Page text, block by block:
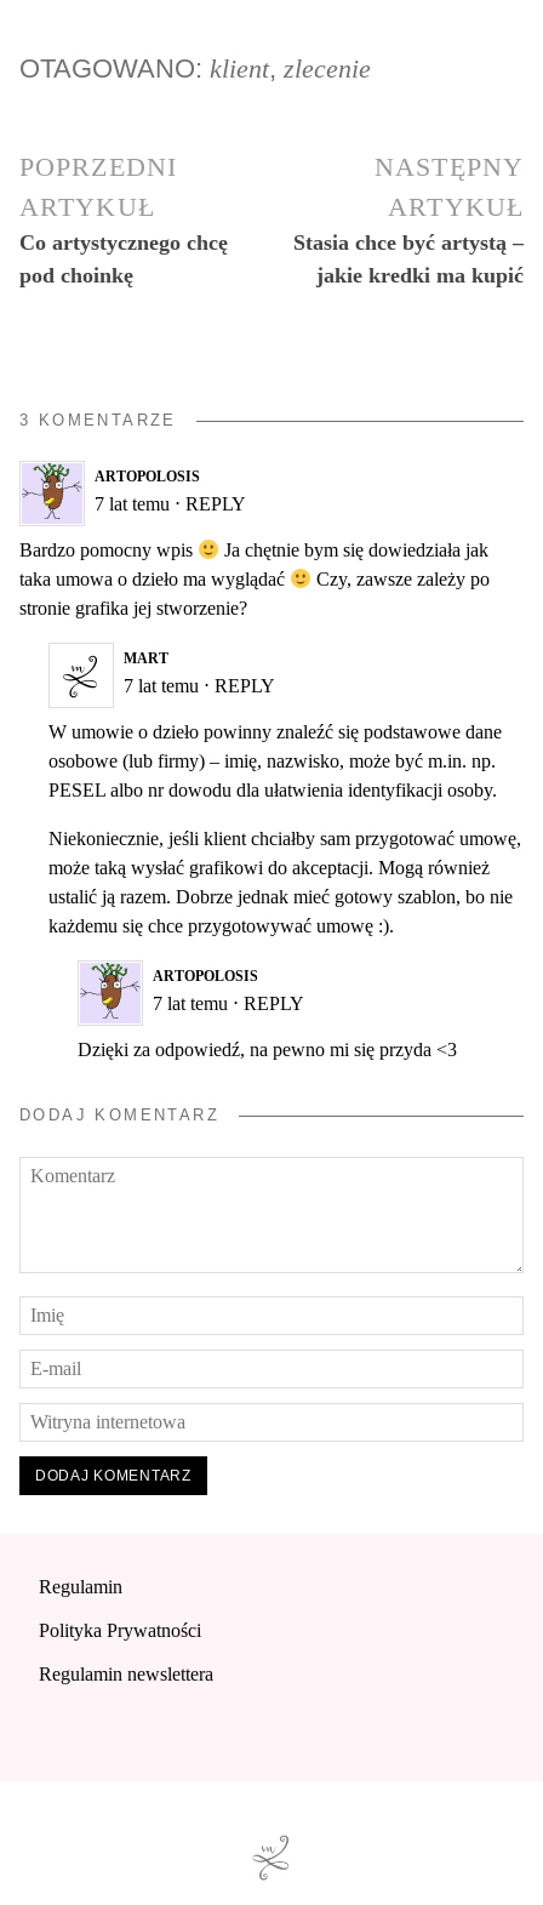
OTAGOWANO: klient, zlecenie
POPRZEDNI
ARTYKUŁ
Co artystycznego chcę
pod choinkę
NASTĘPNY
ARTYKUŁ
Stasia chce być artystą –
jakie kredki ma kupić
3 KOMENTARZE
ARTOPOLOSIS
7 lat temu ⋅ REPLY
Bardzo pomocny wpis
Ja chętnie bym się dowiedziała jak
taka umowa o dzieło ma wyglądać
Czy, zawsze zależy po
stronie grafika jej stworzenie?
MART
7 lat temu ⋅ REPLY
W umowie o dzieło powinny znaleźć się podstawowe dane
osobowe (lub firmy) – imię, nazwisko, może być m.in. np.
PESEL albo nr dowodu dla ułatwienia identyfikacji osoby.
Niekoniecznie, jeśli klient chciałby sam przygotować umowę,
może taką wysłać grafikowi do akceptacji. Mogą również
ustalić ją razem. Dobrze jednak mieć gotowy szablon, bo nie
każdemu się chce przygotowywać umowę :).
ARTOPOLOSIS
7 lat temu ⋅ REPLY
Dzięki za odpowiedź, na pewno mi się przyda <3
DODAJ KOMENTARZ
Regulamin
Polityka Prywatności
Regulamin newslettera